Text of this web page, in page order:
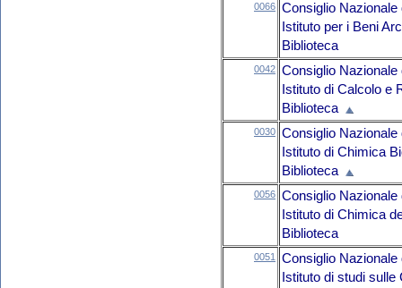
0066 Consiglio Nazionale
Istituto per i Beni
Biblioteca
0042 Consiglio Nazionale
Istituto di Calcolo e
Biblioteca
0030 Consiglio Nazionale
Istituto di Chimica
Biblioteca
0056 Consiglio Nazionale
Istituto di Chimica
Biblioteca
0051
Consiglio Nazionale
Istituto di studi sulle